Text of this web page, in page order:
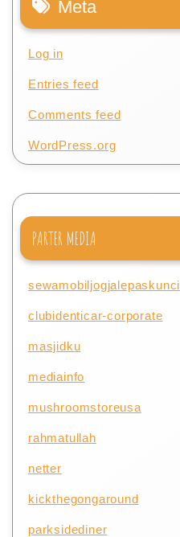
Meta
Log in
Entries feed
Comments feed
WordPress.org
PARTER MEDIA
sewamobiljogjalepaskunci
clubidenticar-corporate
masjidku
mediainfo
mushroomstoreusa
rahmatullah
netter
kickthegongaround
parksidediner